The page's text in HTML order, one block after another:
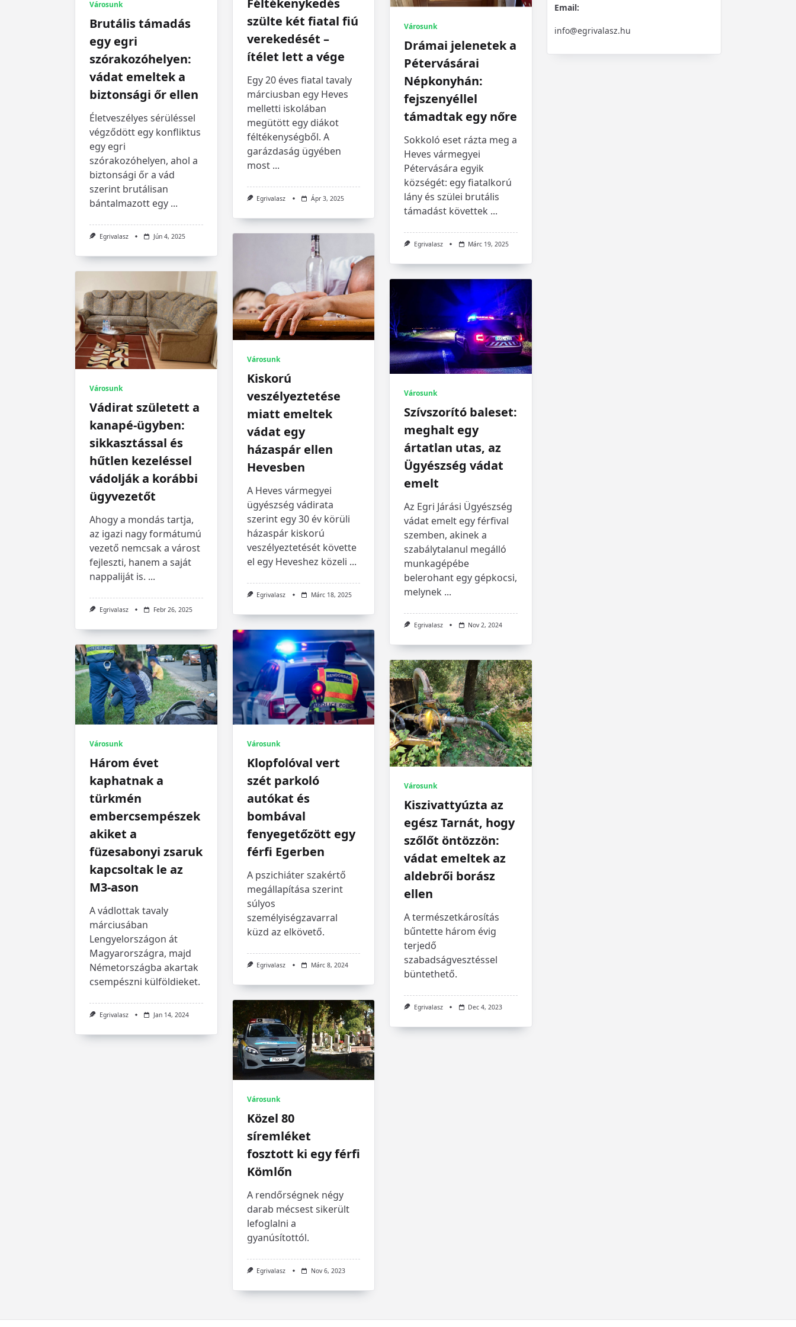
Városunk
Brutális támadás
egy egri
szórakozóhelyen:
vádat emeltek a
biztonsági őr ellen
Életveszélyes sérüléssel
végződött egy konfliktus
egy egri
szórakozóhelyen, ahol a
biztonsági őr a vád
szerint brutálisan
bántalmazott egy ...
Egrivalasz Jún 4, 2025
Féltékenykedés
szülte két fiatal fiú
verekedését –
ítélet lett a vége
Egy 20 éves fiatal tavaly
márciusban egy Heves
melletti iskolában
megütött egy diákot
féltékenységből. A
garázdaság ügyében
most ...
Egrivalasz Ápr 3, 2025
Városunk
Drámai jelenetek a
Pétervásárai
Népkonyhán:
fejszenyéllel
támadtak egy nőre
Sokkoló eset rázta meg a
Heves vármegyei
Pétervására egyik
községét: egy fiatalkorú
lány és szülei brutális
támadást követtek ...
Egrivalasz Márc 19, 2025
Városunk
Kiskorú
veszélyeztetése
miatt emeltek
vádat egy
házaspár ellen
Hevesben
A Heves vármegyei
ügyészség vádirata
szerint egy 30 év körüli
házaspár kiskorú
veszélyeztetését követte
el egy Heveshez közeli ...
Egrivalasz Márc 18, 2025
Városunk
Vádirat született a
kanapé-ügyben:
sikkasztással és
hűtlen kezeléssel
vádolják a korábbi
ügyvezetőt
Ahogy a mondás tartja,
az igazi nagy formátumú
vezető nemcsak a várost
fejleszti, hanem a saját
nappaliját is. ...
Egrivalasz Febr 26, 2025
Városunk
Szívszorító baleset:
meghalt egy
ártatlan utas, az
Ügyészség vádat
emelt
Az Egri Járási Ügyészség
vádat emelt egy férfival
szemben, akinek a
szabálytalanul megálló
munkagépébe
belerohant egy gépkocsi,
melynek ...
Egrivalasz Nov 2, 2024
Városunk
Klopfolóval vert
szét parkoló
autókat és
bombával
fenyegetőzött egy
férfi Egerben
A pszichiáter szakértő
megállapítása szerint
súlyos
személyiségzavarral
küzd az elkövető.
Egrivalasz Márc 8, 2024
Városunk
Három évet
kaphatnak a
türkmén
embercsempészek
akiket a
füzesabonyi zsaruk
kapcsoltak le az
M3-ason
A vádlottak tavaly
márciusában
Lengyelországon át
Magyarországra, majd
Németországba akartak
csempészni külföldieket.
Egrivalasz Jan 14, 2024
Városunk
Kiszivattyúzta az
egész Tarnát, hogy
szőlőt öntözzön:
vádat emeltek az
aldebrői borász
ellen
A természetkárosítás
bűntette három évig
terjedő
szabadságvesztéssel
büntethető.
Egrivalasz Dec 4, 2023
Városunk
Közel 80
síremléket
fosztott ki egy férfi
Kömlőn
A rendőrségnek négy
darab mécsest sikerült
lefoglalni a
gyanúsítottól.
Egrivalasz Nov 6, 2023
Email:
info@egrivalasz.hu